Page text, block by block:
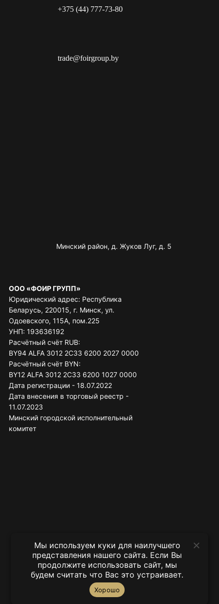
+375 (44) 777-73-80
trade@foirgroup.by
Минский район, д. Жуков Луг, д. 5
ООО «ФОИР ГРУПП»
Юридический адрес: Республика
Беларусь, 220015, г. Минск, ул.
Одоевского, 115А, пом.225
УНП: 193636192
Расчётный счёт RUB:
BY94 ALFA 3012 2C33 6200 2027 0000
Расчётный счёт BYN:
BY12 ALFA 3012 2C33 6200 1027 0000
Дата регистрации - 18.07.2022
Дата внесения в торговый реестр -
11.07.2023
Минский городской исполнительный
комитет
Мы используем куки для наилучшего
представления нашего сайта. Если Вы
продолжите использовать сайт, мы
будем считать что Вас это устраивает.
Хорошо